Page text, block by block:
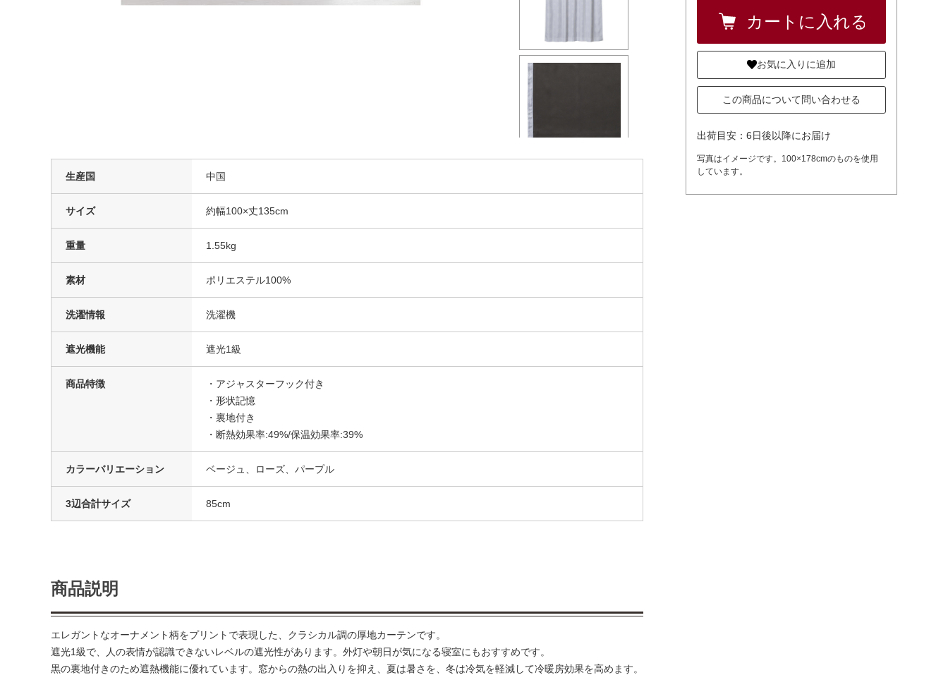
お気に入りに追加
この商品について問い合わせる
出荷目安：6日後以降にお届け
写真はイメージです。100×178cmのものを使用
しています。
生産国 中国
サイズ 約幅100×丈135cm
重量 1.55kg
素材 ポリエステル100%
洗濯情報 洗濯機
遮光機能 遮光1級
商品特徴
・アジャスターフック付き
・形状記憶
・裏地付き
・断熱効果率:49%/保温効果率:39%
カラーバリエーション ベージュ、ローズ、パープル
3辺合計サイズ 85cm
商品説明
エレガントなオーナメント柄をプリントで表現した、クラシカル調の厚地カーテンです。
遮光1級で、人の表情が認識できないレベルの遮光性があります。外灯や朝日が気になる寝室にもおすすめです。
黒の裏地付きのため遮熱機能に優れています。窓からの熱の出入りを抑え、夏は暑さを、冬は冷気を軽減して冷暖房効果を高めます。